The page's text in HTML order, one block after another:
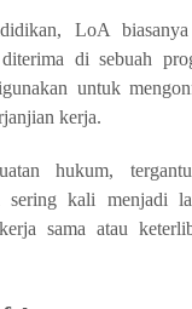
LoA
di sebuah
untuk
kerja.
hukum,
sering kali menjadi
sama atau